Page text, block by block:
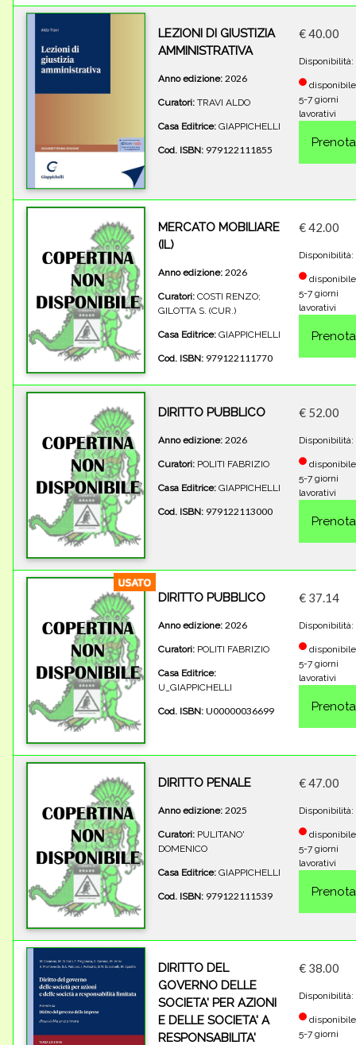
LEZIONI DI GIUSTIZIA
AMMINISTRATIVA
Anno edizione: 2026
Curatori: TRAVI ALDO
Casa Editrice: GIAPPICHELLI
Cod. ISBN: 979122111855
€ 40.00
Disponibilità:
5-7 giorni
lavorativi
MERCATO MOBILIARE
(IL)
Anno edizione: 2026
Curatori: COSTI RENZO;
GILOTTA S. (CUR.)
Casa Editrice: GIAPPICHELLI
Cod. ISBN: 979122111770
€ 42.00
Disponibilità:
5-7 giorni
lavorativi
DIRITTO PUBBLICO
Anno edizione: 2026
Curatori: POLITI FABRIZIO
Casa Editrice: GIAPPICHELLI
Cod. ISBN: 979122113000
€ 52.00
Disponibilità:
5-7 giorni
lavorativi
DIRITTO PUBBLICO
Anno edizione: 2026
Curatori: POLITI FABRIZIO
Casa Editrice:
U_GIAPPICHELLI
Cod. ISBN: U00000036699
€ 37.14
Disponibilità:
5-7 giorni
lavorativi
DIRITTO PENALE
Anno edizione: 2025
Curatori: PULITANO'
DOMENICO
Casa Editrice: GIAPPICHELLI
Cod. ISBN: 979122111539
€ 47.00
Disponibilità:
5-7 giorni
lavorativi
DIRITTO DEL
GOVERNO DELLE
SOCIETA' PER AZIONI
E DELLE SOCIETA' A
RESPONSABILITA'
€ 38.00
Disponibilità:
5-7 giorni